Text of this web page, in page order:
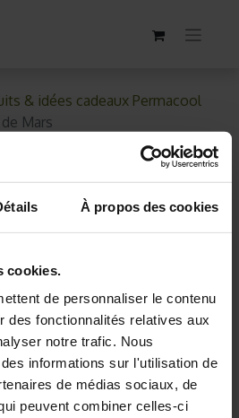
À propos des cookies
cookies.
de personnaliser le contenu
des fonctionnalités relatives aux
notre trafic. Nous
informations sur l'utilisation de
de médias sociaux, de
peuvent combiner celles-ci
& idées cadeaux Permacool
Mars
La box de Mars
Permacool